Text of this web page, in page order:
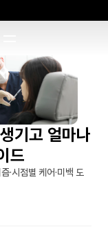
기고 얼마나
드
·시점별 케어·미백 도
참석 🌸